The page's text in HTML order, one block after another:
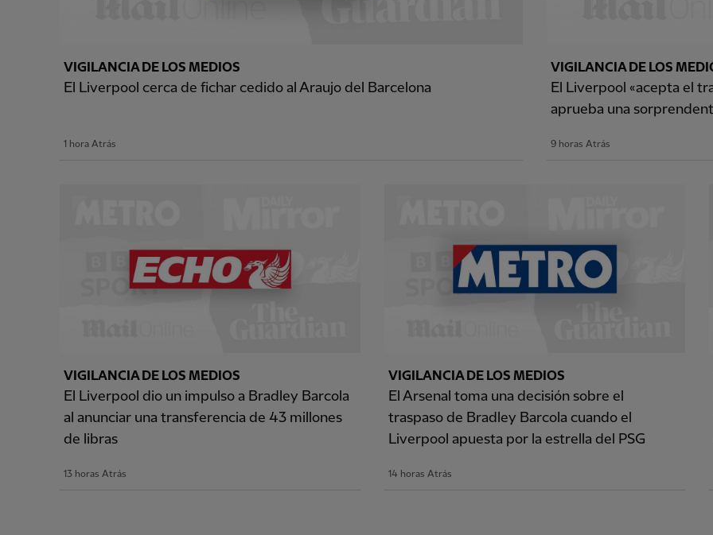
VIGILANCIA DE LOS MEDIOS
El Liverpool cerca de fichar cedido al Araujo del Barcelona
1 hora Atrás
VIGILANCIA DE LOS
El Liverpool «acepta el
aprueba una
9 horas Atrás
VIGILANCIA DE LOS MEDIOS
El Liverpool dio un impulso a Bradley Barcola
al anunciar una transferencia de 43 millones
de libras
13 horas Atrás
VIGILANCIA DE LOS MEDIOS
El Arsenal toma una decisión sobre el
traspaso de Bradley Barcola cuando el
Liverpool apuesta por la estrella del PSG
14 horas Atrás